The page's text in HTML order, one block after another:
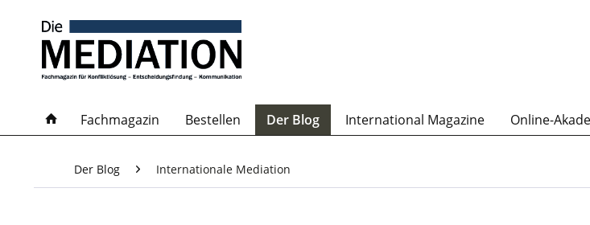
Fachmagazin Bestellen Der Blog International Magazine Online-
Der Blog Internationale Mediation